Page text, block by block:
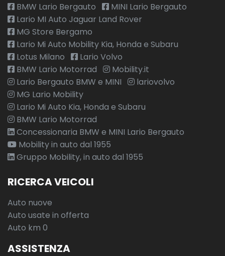
BMW Lario Bergauto
MINI Lario Bergauto
Lario MI Auto Jaguar Land Rover
MG Store Bergamo
Lario Mi Auto Mobility Kia, Honda e Subaru
Lotus Milano
Lario Volvo
BMW Lario Motorrad
Mobility.it
Lario Bergauto BMW e MINI
lariovolvo
MG Lario Mobility
Lario Mi Auto Kia, Honda e Subaru
BMW Lario Motorrad
Concessionaria BMW e MINI Lario Bergauto
Mobility in auto dal 1955
Gruppo Mobility, in auto dal 1955
RICERCA VEICOLI
Auto nuove
Auto usate in offerta
Auto km 0
ASSISTENZA